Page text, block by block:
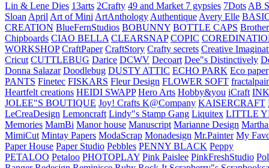
Lin & Lene Dies 13arts 2Crafty 49 and Market 7 gypsies 7Dots AB
Sloan April Art of Mini ArtAnthology Authentique Avery Elle
CREATION BlueFernStudios BOBUNNY BOTTLE CAPS Brother
Chipboards CIAO BELLA CLEARSNAP COPIC
WORKSHOP CraftPaper CraftStory Crafty secrets Creative
Cricut CUTTLEBUG Darice DCWV Decoart Dee"s Distinctively
Donna Salazar Doodlebug DUSTY ATTIC ECHO PARK Eco paper
PANTS Finetec FISKARS Fleur Design FLOWER SOFT
Heartfelt creations HEIDI SWAPP Hero Arts Hobby&you iCraft
JOLEE"S BOUTIQUE Joy! Crafts K@Company KAISERCRAFT
LeCreaDesign Lemoncraft Lindy"s Stamp Gang Liquitex LITTLE
Memories MamBi Manor house Manuscript Marianne Design
MimiCut Mintay Papers ModaScrap Monadesign Mr.Painter My
Paper House Paper Studio Pebbles PENNY BLACK Peppy
PETALOO Petaloo PHOTOPLAY Pink Paislee PinkFreshStudio